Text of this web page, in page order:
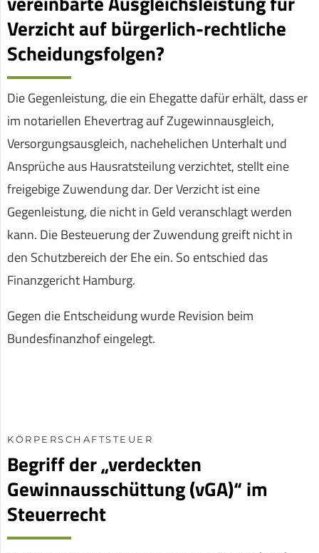
Verzicht auf bürgerlich-rechtliche
Scheidungsfolgen?
Die Gegenleistung, die ein Ehegatte dafür erhält, dass er
im notariellen Ehevertrag auf Zugewinnausgleich,
Versorgungsausgleich, nachehelichen Unterhalt und
Ansprüche aus Hausratsteilung verzichtet, stellt eine
freigebige Zuwendung dar. Der Verzicht ist eine
Gegenleistung, die nicht in Geld veranschlagt werden
kann. Die Besteuerung der Zuwendung greift nicht in
den Schutzbereich der Ehe ein. So entschied das
Finanzgericht Hamburg.
Gegen die Entscheidung wurde Revision beim
Bundesfinanzhof eingelegt.
KÖRPERSCHAFTSTEUER
Begriff der „verdeckten
Gewinnausschüttung (vGA)“ im
Steuerrecht